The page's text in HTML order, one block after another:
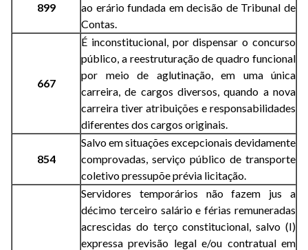
899
ao erário fundada em decisão de Tribunal de
Contas.
667
É inconstitucional, por dispensar o concurso
público, a reestruturação de quadro funcional
por meio de aglutinação, em uma única
carreira, de cargos diversos, quando a nova
carreira tiver atribuições e responsabilidades
diferentes dos cargos originais.
854
Salvo em situações excepcionais devidamente
comprovadas, serviço público de transporte
coletivo pressupõe prévia licitação.
Servidores temporários não fazem jus a
décimo terceiro salário e férias remuneradas
acrescidas do terço constitucional, salvo (I)
expressa previsão legal e/ou contratual em